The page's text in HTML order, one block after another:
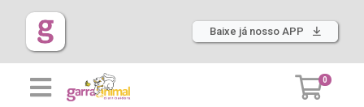
Baixe já nosso APP
0